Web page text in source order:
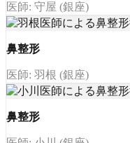
医師: 守屋 (銀座)
鼻整形
医師: 羽根 (銀座)
鼻整形